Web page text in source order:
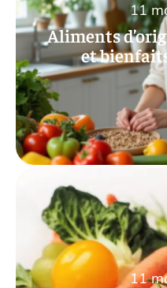
Aliments
et
11
11